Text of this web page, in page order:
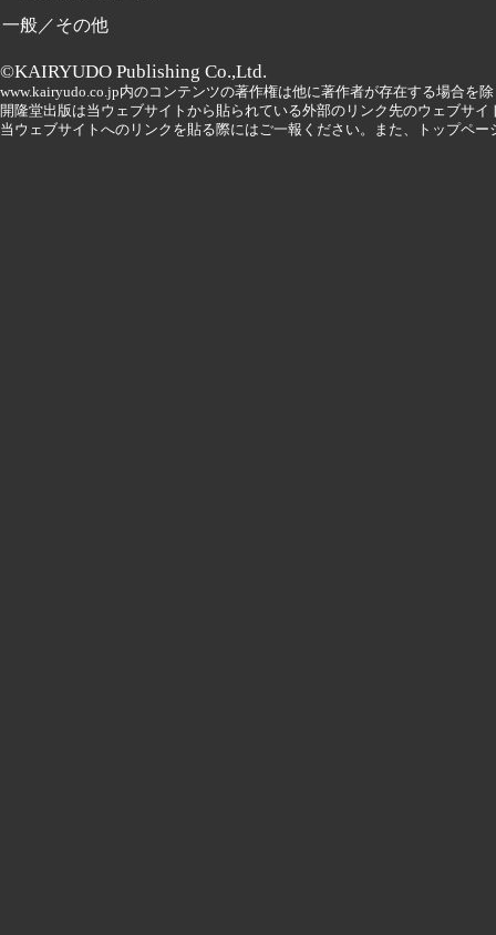
一般／その他
©KAIRYUDO Publishing Co.,Ltd.
www.kairyudo.co.jp内のコンテンツの著作権は他に著作者が存在する場合を
開隆堂出版は当ウェブサイトから貼られている外部のリンク先のウェブサ
当ウェブサイトへのリンクを貼る際にはご一報ください。また、トップペ